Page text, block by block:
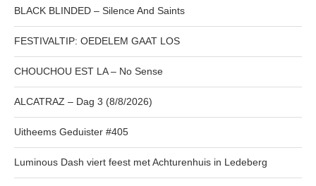
BLACK BLINDED – Silence And Saints
FESTIVALTIP: OEDELEM GAAT LOS
CHOUCHOU EST LA – No Sense
ALCATRAZ – Dag 3 (8/8/2026)
Uitheems Geduister #405
Luminous Dash viert feest met Achturenhuis in Ledeberg